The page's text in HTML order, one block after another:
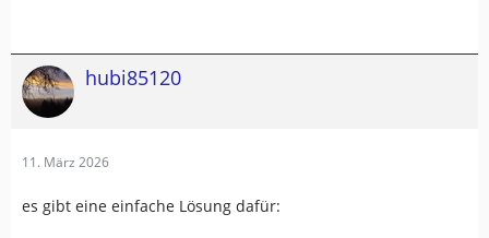
hubi85120
11. März 2026
es gibt eine einfache Lösung dafür: